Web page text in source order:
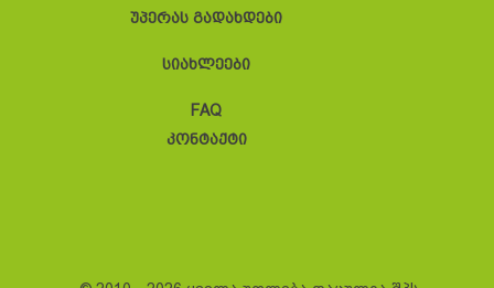
უპერას გადახდები
სიახლეები
FAQ
კონტაქტი